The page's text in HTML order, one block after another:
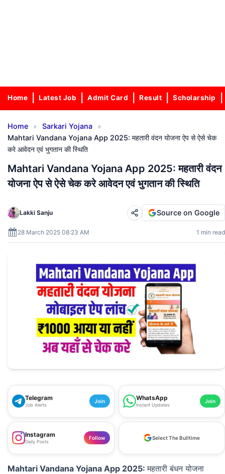
Home Latest Job Admit Card Result Scholarship
Home » Sarkari Yojana
»
Mahtari Vandana Yojana App 2025: महतारी वंदन योजना ऐप से ऐसे चेक
करे आवेदन एवं भुगतान की स्थिति
Mahtari Vandana Yojana App 2025: महतारी वंदन
योजना ऐप से ऐसे चेक करे आवेदन एवं भुगतान की स्थिति
Lakki Sanju
28 March 2025 08:23 AM 1 min read
Source on Google
Telegram
Job Alerts
Join WhatsApp
Instant Updates
Join
Instagram
Daily Posts
Follow Select The Bulltime
Mahtari Vandana Yojana App 2025:महतारी बंधन योजना